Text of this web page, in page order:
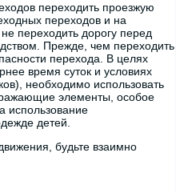
переходить проезжую
переходов и на
переходить дорогу перед
Прежде, чем переходить
перехода. В целях
время суток и условиях
необходимо использовать
элементы, особое
использование
детей.
будьте взаимно